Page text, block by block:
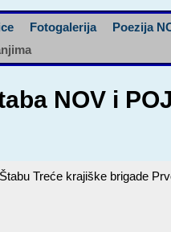
Fotogalerija Poezija
NOV i
Treće krajiške brigade